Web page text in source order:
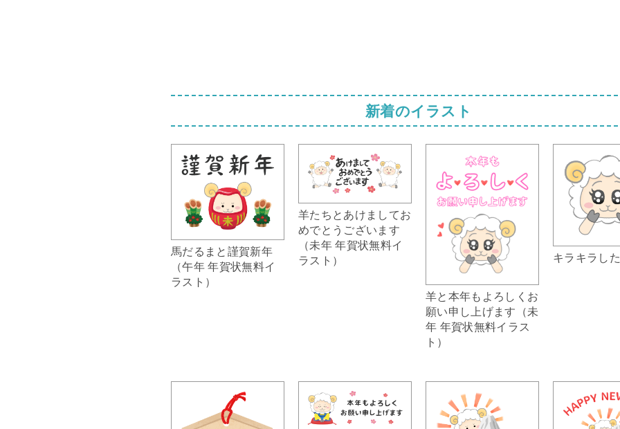
新着のイラスト
馬だるまと謹賀新年
（午年 年賀状無料イ
ラスト）
羊たちとあけましてお
めでとうございます
（未年 年賀状無料イ
ラスト）
羊と本年もよろしくお
願い申し上げます（未
年 年賀状無料イラス
ト）
キラキラし